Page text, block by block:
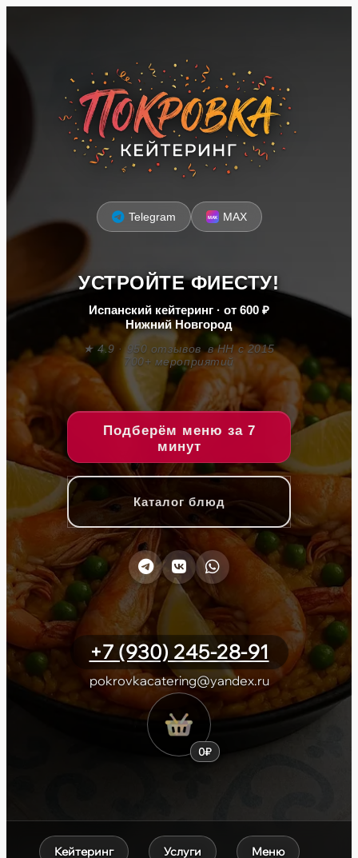
Подберём меню за 7
минут
Каталог блюд
Telegram MAX
УСТРОЙТЕ ФИЕСТУ!
Испанский кейтеринг · от 600 ₽
Нижний Новгород
★ 4.9 · 950 отзывов в НН с 2015
700+ мероприятий
+7 (930) 245-28-91
pokrovkacatering@yandex.ru
0₽
Кейтеринг Услуги Меню